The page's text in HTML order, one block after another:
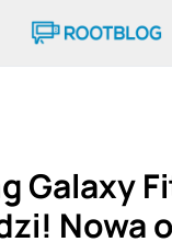
Galaxy
Nowa